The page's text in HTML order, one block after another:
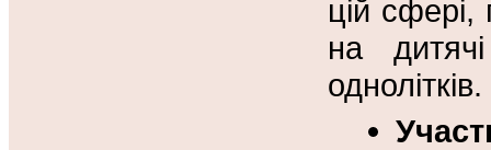
цій
на
однолітків.